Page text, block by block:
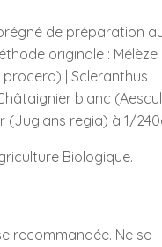
de préparation
originale : Mélèze
| Scleranthus
blanc
(Juglans regia) à 1/
Biologique.
recommandée. Ne se